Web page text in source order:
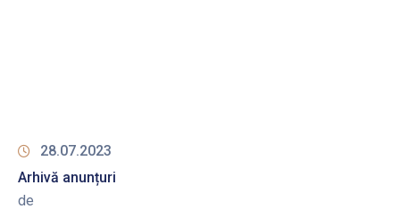
28.07.2023
Arhivă anunțuri
de